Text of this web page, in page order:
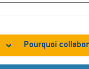
Pourquoi